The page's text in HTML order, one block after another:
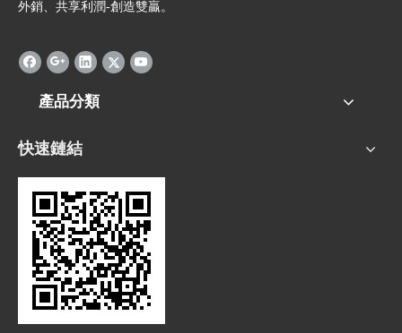
外銷、共享利潤-創造雙贏。
產品分類
快速鏈結